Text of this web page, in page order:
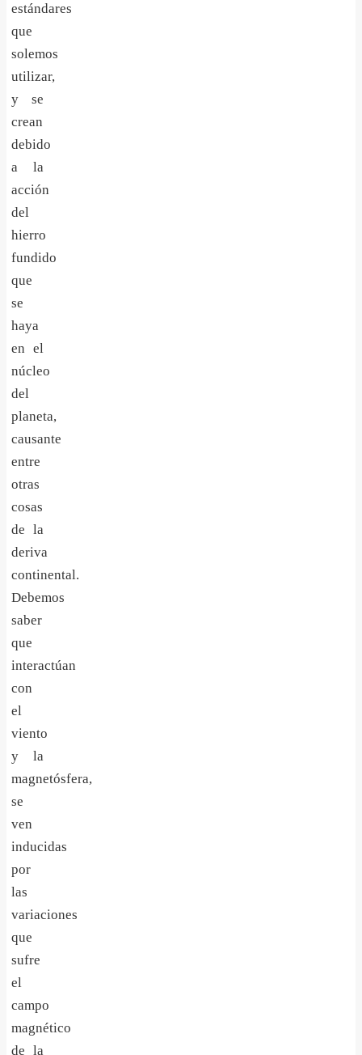
estándares
que
solemos
utilizar,
y se
crean
debido
a la
acción
del
hierro
fundido
que
se
haya
en el
núcleo
del
planeta,
causante
entre
otras
cosas
de la
deriva
continental.
Debemos
saber
que
interactúan
con
el
viento
y la
magnetósfera,
se
ven
inducidas
por
las
variaciones
que
sufre
el
campo
magnético
de la